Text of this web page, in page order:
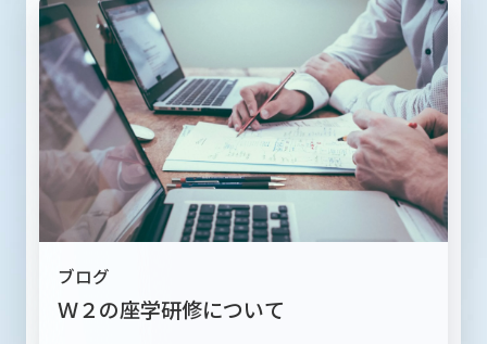
ブログ
Ｗ２の座学研修について